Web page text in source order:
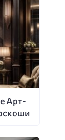
Арт-